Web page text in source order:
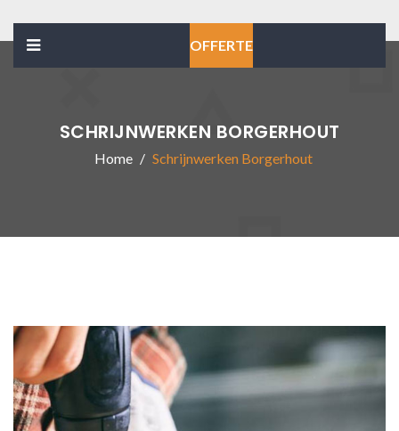
OFFERTE
SCHRIJNWERKEN BORGERHOUT
Home Schrijnwerken Borgerhout